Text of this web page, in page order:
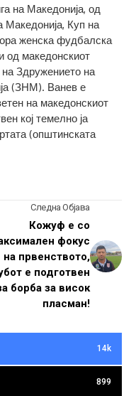
на Македонија, од
Македонија, Куп на
женска фудбалска
од македонскиот
Здружението на
(ЗНМ). Ванев е
на македонскиот
кој темелно ја
(општинската
Следна Објава
Кожуф е со
фокус
на првенството,
е подготвен
борба за висок
пласман!
14k
899